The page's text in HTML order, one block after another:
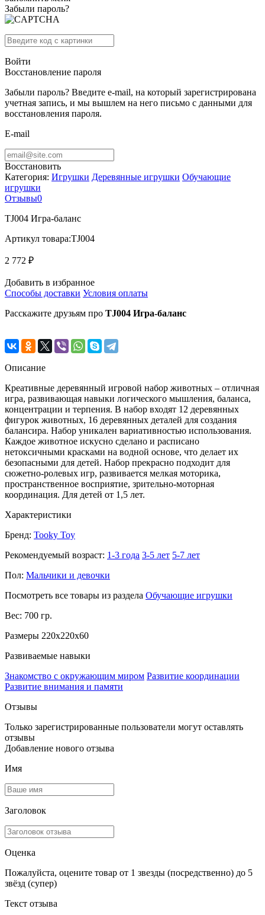
Забыли пароль?
Войти
Восстановление пароля
Забыли пароль? Введите e-mail, на который зарегистрирована
учетная запись, и мы вышлем на него письмо с данными для
восстановления пароля.
E-mail
Восстановить
Категория: Игрушки Деревянные игрушки Обучающие
игрушки
Отзывы0
TJ004 Игра-баланс
Артикул товара:TJ004
2 772 ₽
Добавить в избранное
Способы доставки Условия оплаты
Расскажите друзьям про TJ004 Игра-баланс
Описание
Креативные деревянный игровой набор животных – отличная
игра, развивающая навыки логического мышления, баланса,
концентрации и терпения. В набор входят 12 деревянных
фигурок животных, 16 деревянных деталей для создания
балансира. Набор уникален вариативностью использования.
Каждое животное искусно сделано и расписано
нетоксичными красками на водной основе, что делает их
безопасными для детей. Набор прекрасно подходит для
сюжетно-ролевых игр, развивается мелкая моторика,
пространственное восприятие, зрительно-моторная
координация. Для детей от 1,5 лет.
Характеристики
Бренд: Tooky Toy
Рекомендуемый возраст: 1-3 года 3-5 лет 5-7 лет
Пол: Мальчики и девочки
Посмотреть все товары из раздела Обучающие игрушки
Вес: 700 гр.
Размеры 220x220x60
Развиваемые навыки
Знакомство с окружающим миром Развитие координации
Развитие внимания и памяти
Отзывы
Только зарегистрированные пользователи могут оставлять
отзывы
Добавление нового отзыва
Имя
Заголовок
Оценка
Пожалуйста, оцените товар от 1 звезды (посредственно) до 5
звёзд (супер)
Текст отзыва